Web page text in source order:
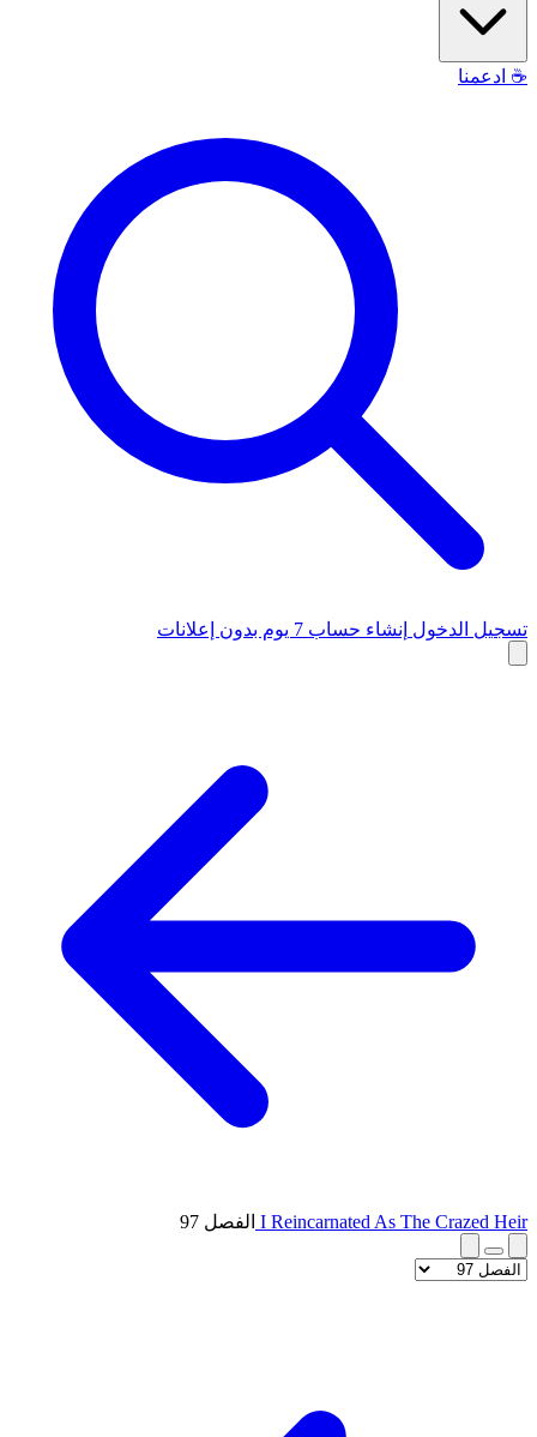
☕ ادعمنا
تسجيل الدخول إنشاء حساب 7 يوم بدون إعلانات
I Reincarnated As The Crazed Heir الفصل 97